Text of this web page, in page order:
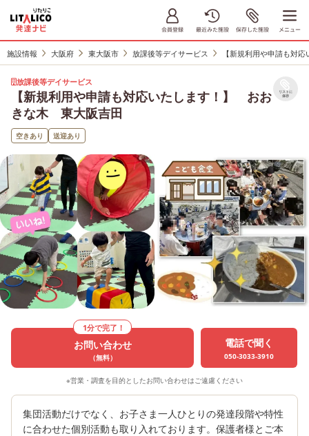
施設情報 大阪府 東大阪市 放課後等デイサービス 【新規利用や申請も対
放課後等デイサービス
【新規利用や申請も対応いたします！】 おお
きな木 東大阪吉田
リストに
保存
空きあり 送迎あり
1分で完了！
お問い合わせ
（無料）
電話で聞く
050-3033-3910
※営業・調査を目的としたお問い合わせはご遠慮ください
集団活動だけでなく、お子さま一人ひとりの発達段階や特性
に合わせた個別活動も取り入れております。保護者様とご本